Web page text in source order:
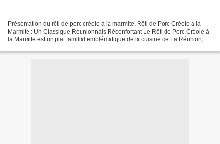
Présentation du rôti de porc créole à la marmite. Rôti de Porc Créole à la
Marmite : Un Classique Réunionnais Réconfortant Le Rôti de Porc Créole à
la Marmite est un plat familial emblématique de la cuisine de La Réunion,